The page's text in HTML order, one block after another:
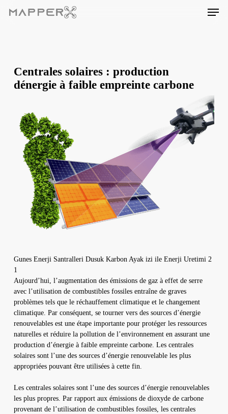
Menu
Centrales solaires : production
dénergie à faible empreinte carbone
Gunes Enerji Santralleri Dusuk Karbon Ayak izi ile Enerji Uretimi 2
1
Aujourd’hui, l’augmentation des émissions de gaz à effet de serre
avec l’utilisation de combustibles fossiles entraîne de graves
problèmes tels que le réchauffement climatique et le changement
climatique. Par conséquent, se tourner vers des sources d’énergie
renouvelables est une étape importante pour protéger les ressources
naturelles et réduire la pollution de l’environnement en assurant une
production d’énergie à faible empreinte carbone. Les centrales
solaires sont l’une des sources d’énergie renouvelable les plus
appropriées pouvant être utilisées à cette fin.
Les centrales solaires sont l’une des sources d’énergie renouvelables
les plus propres. Par rapport aux émissions de dioxyde de carbone
provenant de l’utilisation de combustibles fossiles, les centrales